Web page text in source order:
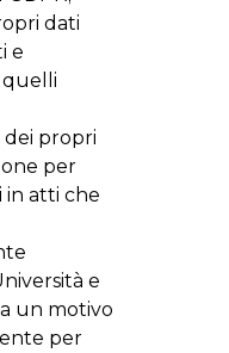
dati
e
quelli
dei propri
per
atti che
e
un motivo
per